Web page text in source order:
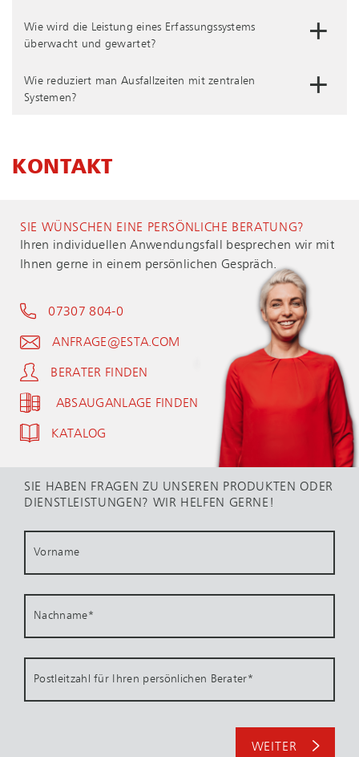
Wie wird die Leistung eines Er­fas­sungs­sys­tems
überwacht und gewartet?
Wie reduziert man Ausfallzeiten mit zentralen
Systemen?
KONTAKT
SIE WÜNSCHEN EINE PERSÖNLICHE BERATUNG?
Ihren individuellen Anwendungsfall besprechen wir mit
Ihnen gerne in einem persönlichen Gespräch.
07307 804-0
ANFRAGE@ESTA.COM
BERATER FINDEN
ABSAUGANLAGE FINDEN
KATALOG
SIE HABEN FRAGEN ZU UNSEREN PRODUKTEN ODER
DIENSTLEISTUNGEN? WIR HELFEN GERNE!
Vorname
Nachname*
Postleitzahl für Ihren persönlichen Berater*
WEITER